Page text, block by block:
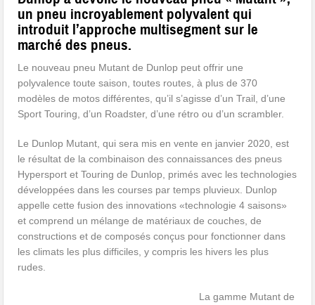
un pneu incroyablement polyvalent qui
introduit l’approche multisegment sur le
marché des pneus.
Le nouveau pneu Mutant de Dunlop peut offrir une
polyvalence toute saison, toutes routes, à plus de 370
modèles de motos différentes, qu’il s’agisse d’un Trail, d’une
Sport Touring, d’un Roadster, d’une rétro ou d’un scrambler.
Le Dunlop Mutant, qui sera mis en vente en janvier 2020, est
le résultat de la combinaison des connaissances des pneus
Hypersport et Touring de Dunlop, primés avec les technologies
développées dans les courses par temps pluvieux. Dunlop
appelle cette fusion des innovations «technologie 4 saisons»
et comprend un mélange de matériaux de couches, de
constructions et de composés conçus pour fonctionner dans
les climats les plus difficiles, y compris les hivers les plus
rudes.
La gamme Mutant de